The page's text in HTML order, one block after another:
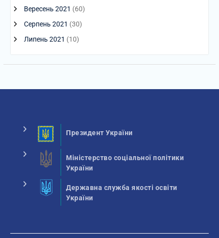
Вересень 2021 (60)
Серпень 2021 (30)
Липень 2021 (10)
Президент України
Міністерство соціальної політики
України
Державна служба якості освіти
України